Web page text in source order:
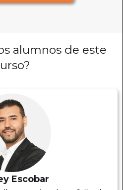
alumnos de este
Escobar